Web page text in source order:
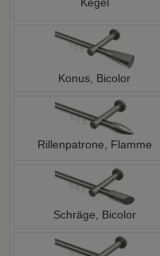
Konus, Bicolor
Rillenpatrone, Flamme
Schräge, Bicolor